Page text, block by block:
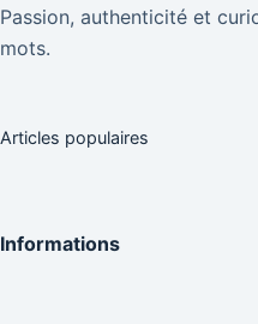
Passion, authenticité et
mots.
Articles populaires
Informations